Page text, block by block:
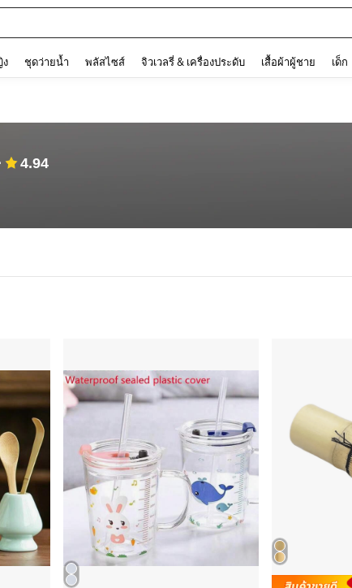
ชุดว่ายน้ำ พลัสไซส์ จิวเวลรี่ & เครื่องประดับ เสื้อผ้าผู้ชาย เด็ก
4.94